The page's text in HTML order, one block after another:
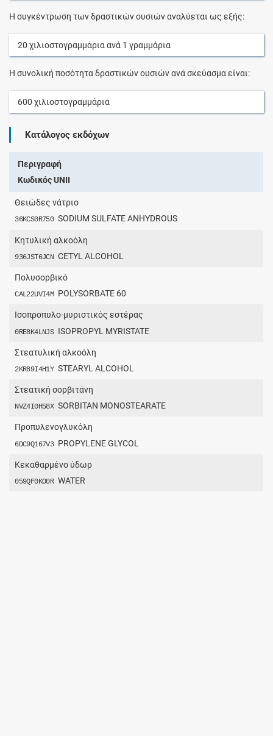
Η συγκέντρωση των δραστικών ουσιών αναλύεται ως εξής:
20 χιλιοστογραμμάριαανά 1 γραμμάρια
Η συνολική ποσότητα δραστικών ουσιών ανά σκεύασμα είναι:
600 χιλιοστογραμμάρια
Κατάλογος εκδόχων
Περιγραφή
Κωδικός UNII
Θειώδες νάτριο
36KCS0R750 SODIUM SULFATE ANHYDROUS
Κητυλική αλκοόλη
936JST6JCN CETYL ALCOHOL
Πολυσορβικό
CAL22UVI4M POLYSORBATE 60
Ισοπροπυλο-μυριστικός εστέρας
0RE8K4LNJS ISOPROPYL MYRISTATE
Στεατυλική αλκοόλη
2KR89I4H1Y STEARYL ALCOHOL
Στεατική σορβιτάνη
NVZ4I0H58X SORBITAN MONOSTEARATE
Προπυλενογλυκόλη
6DC9Q167V3 PROPYLENE GLYCOL
Κεκαθαρμένο ύδωρ
059QF0KO0R WATER